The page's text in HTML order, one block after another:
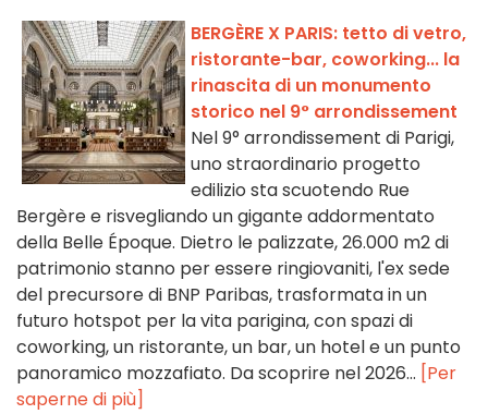
BERGÈRE X PARIS: tetto di vetro,
ristorante-bar, coworking... la
rinascita di un monumento
storico nel 9° arrondissement
Nel 9° arrondissement di Parigi,
uno straordinario progetto
edilizio sta scuotendo Rue
Bergère e risvegliando un gigante addormentato
della Belle Époque. Dietro le palizzate, 26.000 m2 di
patrimonio stanno per essere ringiovaniti, l'ex sede
del precursore di BNP Paribas, trasformata in un
futuro hotspot per la vita parigina, con spazi di
coworking, un ristorante, un bar, un hotel e un punto
panoramico mozzafiato. Da scoprire nel 2026... [Per
saperne di più]